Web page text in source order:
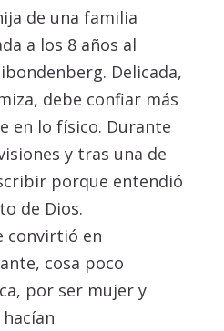
de una familia
a los 8 años al
Delicada,
debe confiar más
en lo físico. Durante
y tras una de
porque entendió
de Dios.
convirtió en
cosa poco
por ser mujer y